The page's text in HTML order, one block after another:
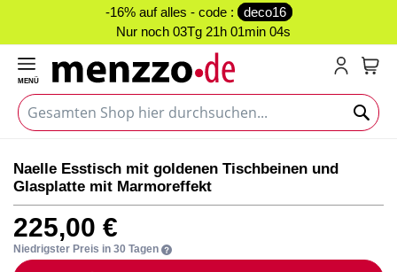
-16% auf alles - code :
deco16
Nur noch 03Tg 21h 01min 03s
MENÜ
Ende
der
Bildgalerie
springen
Anfang
der
Bildgalerie
springen
Naelle Esstisch mit goldenen Tischbeinen und
Glasplatte mit Marmoreffekt
225,00 €
Niedrigster Preis in 30 Tagen